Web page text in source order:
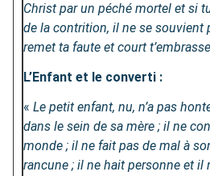
Christ par un péché mortel et si
de la contrition, il ne se souvient
remet ta faute et court
L’Enfant et le converti :
« Le petit enfant, nu, n’a pas
dans le sein de sa mère ; il ne
monde ; il ne fait pas de mal à
rancune ; il ne hait personne et il